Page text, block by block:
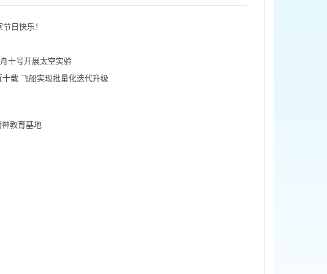
日快乐！
十号开展太空实验
载 飞船实现批量化迭代升级
教育基地